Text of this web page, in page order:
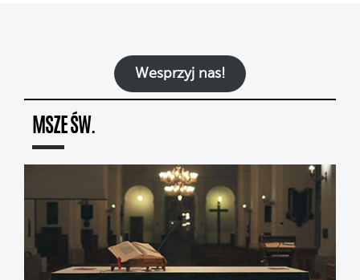
Wesprzyj nas!
MSZE ŚW.